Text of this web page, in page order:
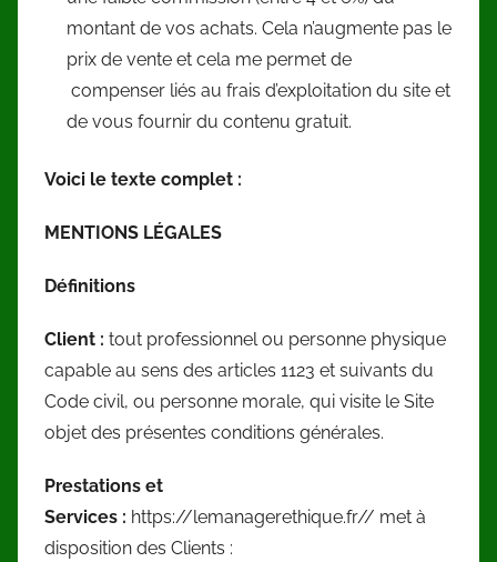
montant de vos achats. Cela n’augmente pas le
prix de vente et cela me permet de
compenser liés au frais d’exploitation du site et
de vous fournir du contenu gratuit.
Voici le texte complet :
MENTIONS LÉGALES
Définitions
Client : tout professionnel ou personne physique
capable au sens des articles 1123 et suivants du
Code civil, ou personne morale, qui visite le Site
objet des présentes conditions générales.
Prestations et
Services : https://lemanagerethique.fr// met à
disposition des Clients :